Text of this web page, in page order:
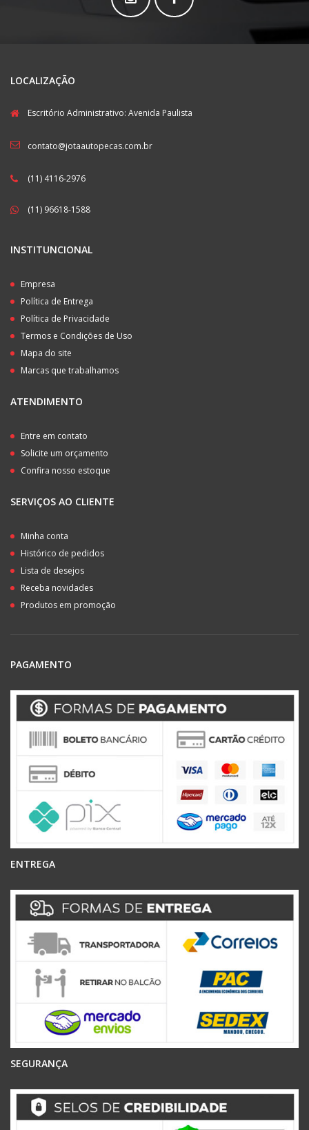
LOCALIZAÇÃO
Escritório Administrativo: Avenida Paulista
contato@jotaautopecas.com.br
(11) 4116-2976
(11) 96618-1588
INSTITUNCIONAL
Empresa
Política de Entrega
Política de Privacidade
Termos e Condições de Uso
Mapa do site
Marcas que trabalhamos
ATENDIMENTO
Entre em contato
Solicite um orçamento
Confira nosso estoque
SERVIÇOS AO CLIENTE
Minha conta
Histórico de pedidos
Lista de desejos
Receba novidades
Produtos em promoção
PAGAMENTO
ENTREGA
SEGURANÇA